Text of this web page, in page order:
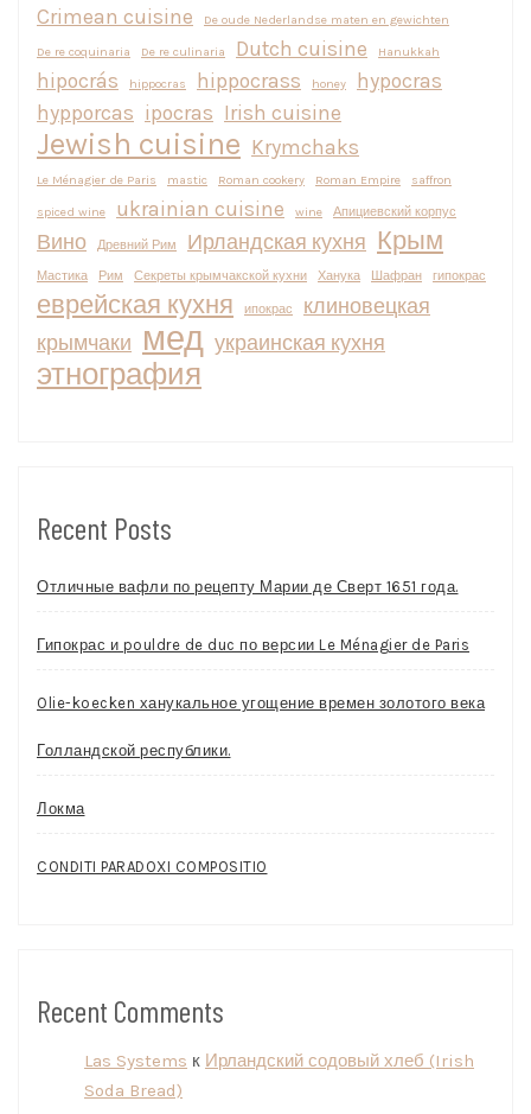
Crimean cuisine De oude Nederlandse maten en gewichten
De re coquinaria De re culinaria Dutch cuisine Hanukkah
hipocrás hippocras hippocrass honey
hypocras
hypporcas ipocras Irish cuisine
Jewish cuisine Krymchaks
Le Ménagier de Paris mastic Roman cookery Roman Empire saffron
spiced wine ukrainian cuisine wine Апициевский корпус
Вино Древний Рим Ирландская кухня Крым
Мастика Рим Секреты крымчакской кухни Ханука Шафран гипокрас
еврейская кухня ипокрас
клиновецкая
крымчаки мед украинская кухня
этнография
Recent Posts
Отличные вафли по рецепту Марии де Сверт 1651 года.
Гипокрас и pouldre de duc по версии Le Ménagier de Paris
Olie-koecken ханукальное угощение времен золотого века
Голландской республики.
Локма
CONDITI PARADOXI COMPOSITIO
Recent Comments
Las Systems к Ирландский содовый хлеб (Irish
Soda Bread)